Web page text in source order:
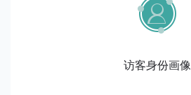
访客身份画像